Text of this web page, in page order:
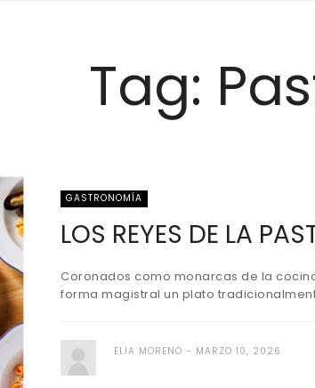
Tag:
GASTRONOMÍA
LOS REYES DE LA
Coronados como monarcas de la
forma magistral un plato
ELIA MORENO MARZO 10, 2026